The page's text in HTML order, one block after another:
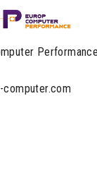
Performance
computer.com